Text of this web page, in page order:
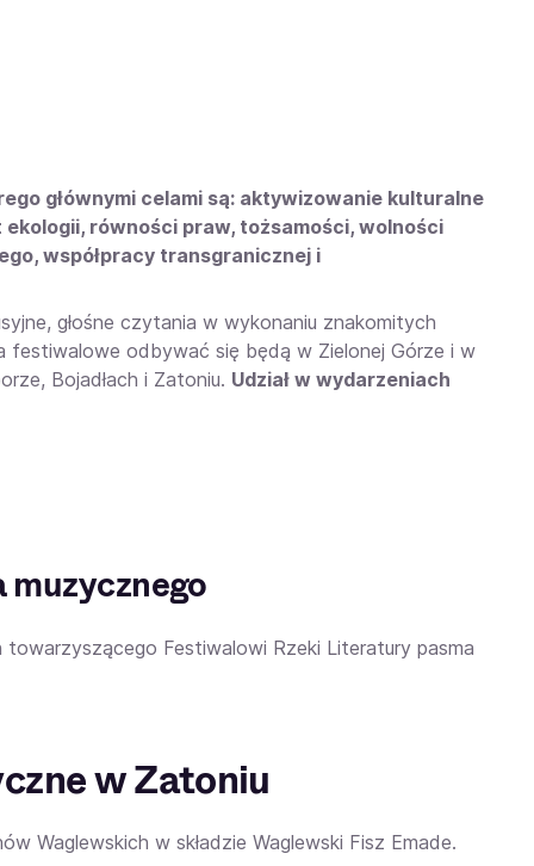
głównymi celami są: aktywizowanie kulturalne
równości praw, tożsamości, wolności
współpracy transgranicznej i
głośne czytania w wykonaniu znakomitych
festiwalowe odbywać się będą w Zielonej Górze i w
Bojadłach i Zatoniu. Udział w wydarzeniach
Festiwalowi Rzeki Literatury pasma
w Zatoniu
Waglewskich w składzie Waglewski Fisz Emade.